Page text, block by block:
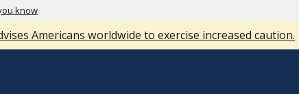
know
Americans worldwide to exercise increased caution.